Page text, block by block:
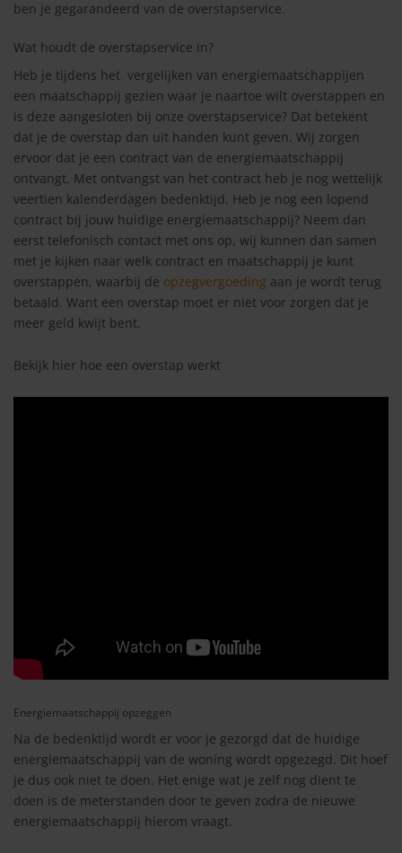
ben je gegarandeerd van de overstapservice.
Wat houdt de overstapservice in?
Heb je tijdens het vergelijken van energiemaatschappijen
een maatschappij gezien waar je naartoe wilt overstappen en
is deze aangesloten bij onze overstapservice? Dat betekent
dat je de overstap dan uit handen kunt geven. Wij zorgen
ervoor dat je een contract van de energiemaatschappij
ontvangt. Met ontvangst van het contract heb je nog wettelijk
veertien kalenderdagen bedenktijd. Heb je nog een lopend
contract bij jouw huidige energiemaatschappij? Neem dan
eerst telefonisch contact met ons op, wij kunnen dan samen
met je kijken naar welk contract en maatschappij je kunt
overstappen, waarbij de opzegvergoeding aan je wordt terug
betaald. Want een overstap moet er niet voor zorgen dat je
meer geld kwijt bent.
Bekijk hier hoe een overstap werkt
Energiemaatschappij opzeggen
Na de bedenktijd wordt er voor je gezorgd dat de huidige
energiemaatschappij van de woning wordt opgezegd. Dit hoef
je dus ook niet te doen. Het enige wat je zelf nog dient te
doen is de meterstanden door te geven zodra de nieuwe
energiemaatschappij hierom vraagt.